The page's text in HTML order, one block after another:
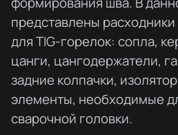
представлены
для TIG-горелок: сопла,
цанги, цангодержатели,
задние колпачки,
элементы, необходимые
сварочной головки.